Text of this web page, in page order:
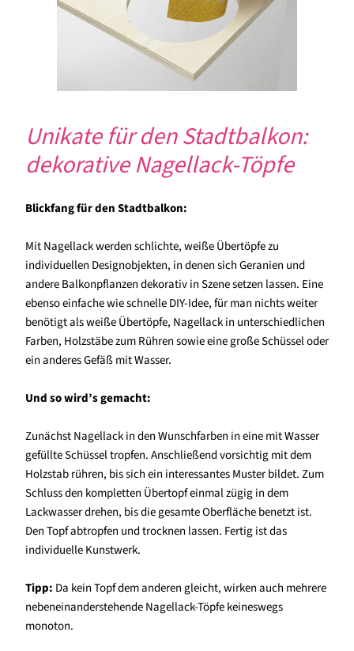
Unikate für den Stadtbalkon:
dekorative Nagellack-Töpfe
Blickfang für den Stadtbalkon:
Mit Nagellack werden schlichte, weiße Übertöpfe zu
individuellen Designobjekten, in denen sich Geranien und
andere Balkonpflanzen dekorativ in Szene setzen lassen. Eine
ebenso einfache wie schnelle DIY-Idee, für man nichts weiter
benötigt als weiße Übertöpfe, Nagellack in unterschiedlichen
Farben, Holzstäbe zum Rühren sowie eine große Schüssel oder
ein anderes Gefäß mit Wasser.
Und so wird’s gemacht:
Zunächst Nagellack in den Wunschfarben in eine mit Wasser
gefüllte Schüssel tropfen. Anschließend vorsichtig mit dem
Holzstab rühren, bis sich ein interessantes Muster bildet. Zum
Schluss den kompletten Übertopf einmal zügig in dem
Lackwasser drehen, bis die gesamte Oberfläche benetzt ist.
Den Topf abtropfen und trocknen lassen. Fertig ist das
individuelle Kunstwerk.
Tipp: Da kein Topf dem anderen gleicht, wirken auch mehrere
nebeneinanderstehende Nagellack-Töpfe keineswegs
monoton.